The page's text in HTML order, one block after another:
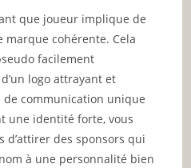
que joueur implique de
marque cohérente. Cela
facilement
logo attrayant et
de communication unique
une identité forte, vous
d’attirer des sponsors qui
à une personnalité bien